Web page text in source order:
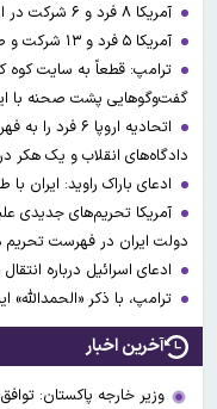
آمریکا ۸ فرد و ۶ شرکت در ارتباط با دولت ایران را تحریم کرد
آمریکا ۵ فرد و ۱۳ شرکت و صرافی را تحریم کرد+اسامی
ترامپ: قطعاً به سایت کوه
گفت‌وگوهایی پشت صحنه با
اتحادیه اروپا
دادگاه‌های انقلاب و یک هکر
ادعای باراک راوید: ایران
دولت ایران در فهرست تحریم
ادعای اسرائیل درباره
ترامپ، با ذکر «الحمدالله»
آخرین اخبار
وزیر خارجه پاکستان: